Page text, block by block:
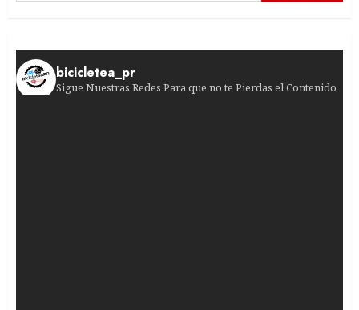
bicicletea_pr
Sigue Nuestras Redes Para que no te Pierdas el Contenido